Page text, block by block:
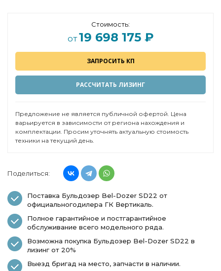
Стоимость:
от19 698 175 ₽
ЗАПРОСИТЬ КП
РАССЧИТАТЬ ЛИЗИНГ
Предложение не является публичной офертой. Цена
варьируется в зависимости от региона нахождения и
комплектации. Просим уточнять актуальную стоимость
техники на текущий день.
Поделиться:
Поставка Бульдозер Bel-Dozer SD22 от
официальногодилера ГК Вертикаль.
Полное гарантийное и постгарантийное
обслуживание всего модельного ряда.
Возможна покупка Бульдозер Bel-Dozer SD22 в
лизинг от 20%
Выезд бригад на место, запчасти в наличии.